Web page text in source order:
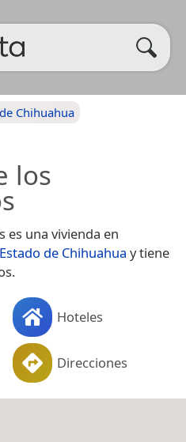
Chihuahua
los
es una vivienda en
Estado de Chihuahua y tiene
Hoteles
Direcciones